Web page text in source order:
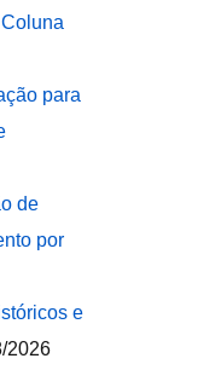
para
de
por
e
2026